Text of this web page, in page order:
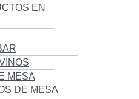
EN
MESA
DE MESA